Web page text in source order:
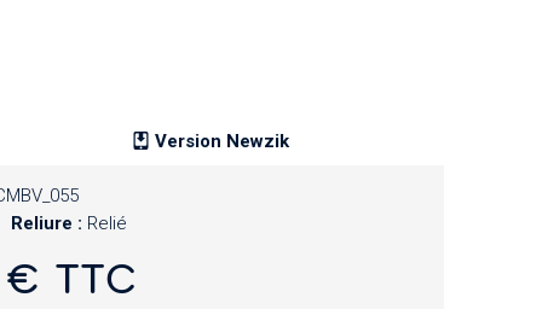
Version Newzik
Reliure : Relié
TTC